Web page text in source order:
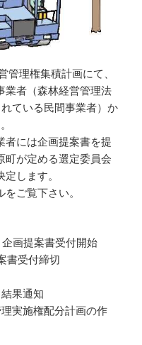
理権集積計画にて、
業者（森林経営管理法
ている民間事業者）か
には企画提案書を提
町が定める選定委員会
します。
ご覧下さい。
画提案書受付開始
書受付締切
果通知
施権配分計画の作